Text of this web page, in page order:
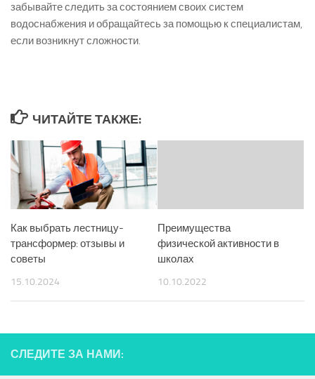
забывайте следить за состоянием своих систем
водоснабжения и обращайтесь за помощью к специалистам,
если возникнут сложности.
ЧИТАЙТЕ ТАКЖЕ:
Как выбрать лестницу-
трансформер: отзывы и
советы
15.10.2024
Преимущества
физической активности в
школах
10.10.2022
СЛЕДИТЕ ЗА НАМИ: